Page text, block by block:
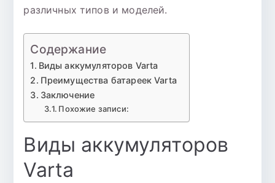
различных типов и моделей.
Содержание
Виды аккумуляторов Varta
Преимущества батареек Varta
Заключение
Похожие записи:
Виды аккумуляторов
Varta